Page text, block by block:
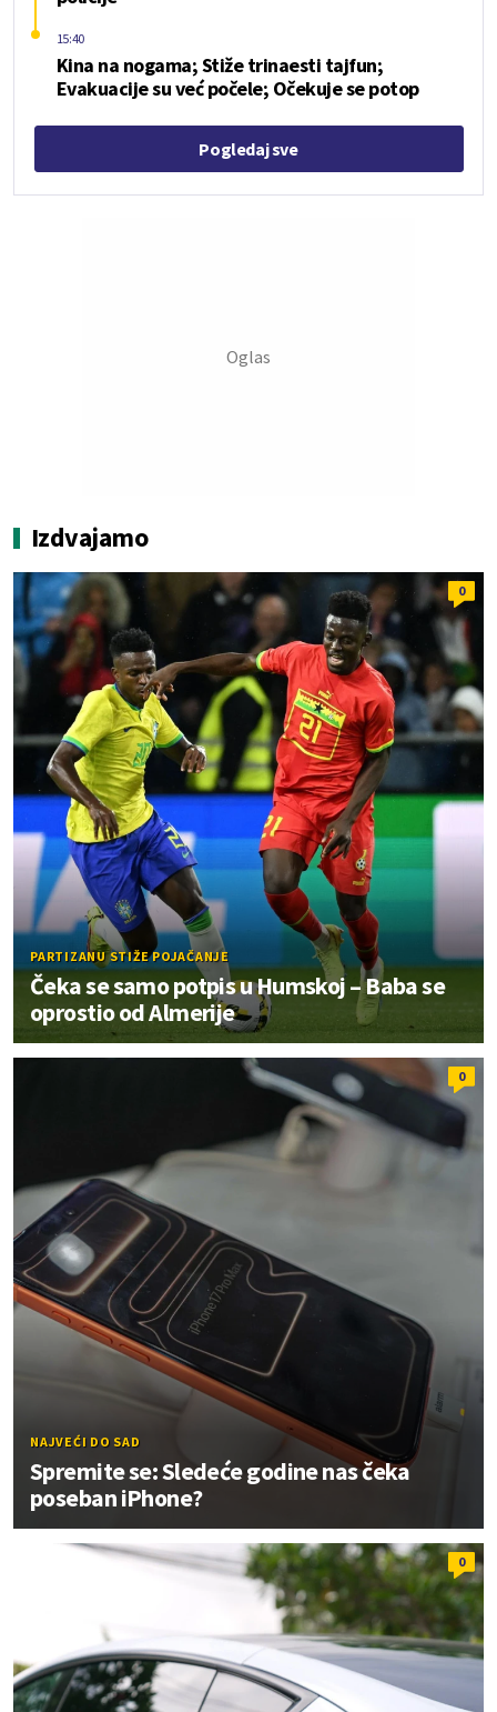
Kina na nogama; Stiže trinaesti tajfun;
Evakuacije su već počele; Očekuje se potop
15:40
Pogledaj sve
Izdvajamo
0
PARTIZANU STIŽE POJAČANJE
Čeka se samo potpis u Humskoj – Baba se
oprostio od Almerije
0
NAJVEĆI DO SAD
Spremite se: Sledeće godine nas čeka
poseban iPhone?
0